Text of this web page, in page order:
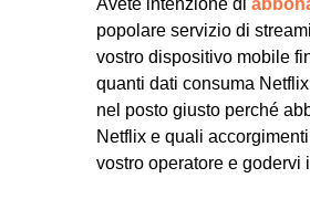
Avete intenzione di
popolare servizio di
vostro dispositivo mobile
quanti dati consuma
nel posto giusto perché
Netflix e quali
vostro operatore e godervi